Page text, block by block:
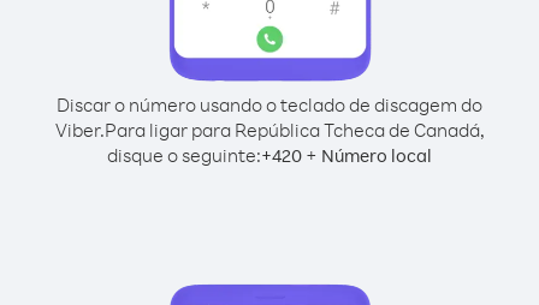
Discar o número usando o teclado de discagem do
Viber.Para ligar para República Tcheca de Canadá,
disque o seguinte:+420 + Número local